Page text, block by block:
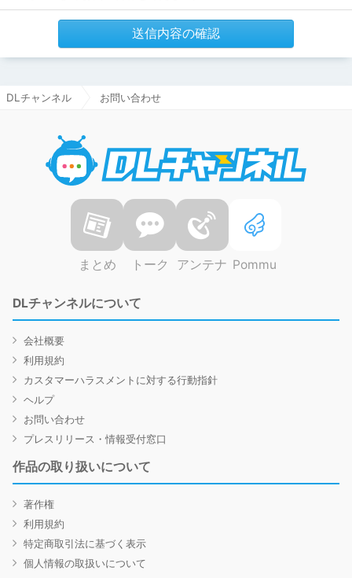
送信内容の確認
DLチャンネル お問い合わせ
まとめ トーク アンテナ Pommu
DLチャンネルについて
会社概要
利用規約
カスタマーハラスメントに対する行動指針
ヘルプ
お問い合わせ
プレスリリース・情報受付窓口
作品の取り扱いについて
著作権
利用規約
特定商取引法に基づく表示
個人情報の取扱いについて